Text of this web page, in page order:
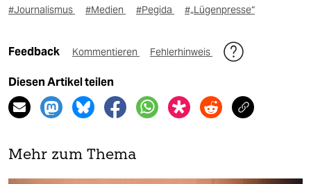
#Journalismus #Medien #Pegida #„Lügenpresse“
Feedback Kommentieren Fehlerhinweis
Diesen Artikel teilen
Mehr zum Thema